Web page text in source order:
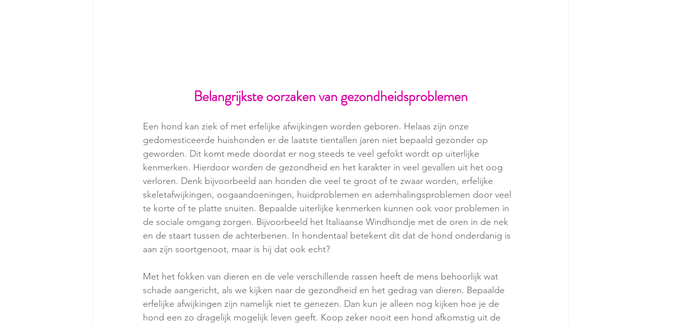
Belangrijkste oorzaken van gezondheidsproblemen
Een hond kan ziek of met erfelijke afwijkingen worden geboren. Helaas zijn onze
gedomesticeerde huishonden er de laatste tientallen jaren niet bepaald gezonder op
geworden. Dit komt mede doordat er nog steeds te veel gefokt wordt op uiterlijke
kenmerken. Hierdoor worden de gezondheid en het karakter in veel gevallen uit het oog
verloren. Denk bijvoorbeeld aan honden die veel te groot of te zwaar worden, erfelijke
skeletafwijkingen, oogaandoeningen, huidproblemen en ademhalingsproblemen door veel
te korte of te platte snuiten. Bepaalde uiterlijke kenmerken kunnen ook voor problemen in
de sociale omgang zorgen. Bijvoorbeeld het Italiaanse Windhondje met de oren in de nek
en de staart tussen de achterbenen. In hondentaal betekent dit dat de hond onderdanig is
aan zijn soortgenoot, maar is hij dat ook echt?
Met het fokken van dieren en de vele verschillende rassen heeft de mens behoorlijk wat
schade aangericht, als we kijken naar de gezondheid en het gedrag van dieren. Bepaalde
erfelijke afwijkingen zijn namelijk niet te genezen. Dan kun je alleen nog kijken hoe je de
hond een zo dragelijk mogelijk leven geeft. Koop zeker nooit een hond afkomstig uit de